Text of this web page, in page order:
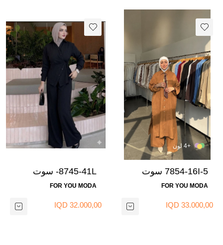
+4 لون
7854-16I-5 سوت
بنطرون قميص طويل
غامق
FOR YOU MODA
33.000,00 IQD
8745-41L- سوت
بنطرون -اسود 1
FOR YOU MODA
32.000,00 IQD